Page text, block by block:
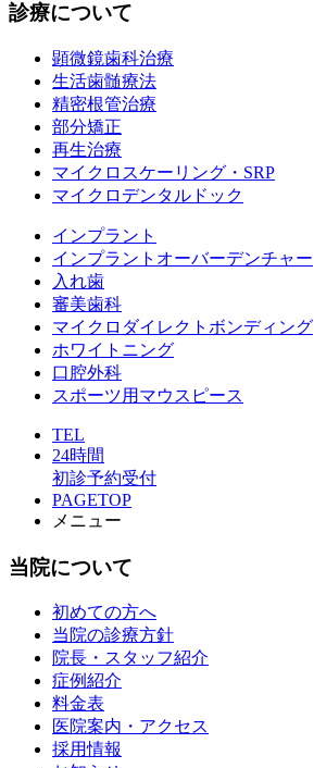
診療について
顕微鏡歯科治療
生活歯髄療法
精密根管治療
部分矯正
再生治療
マイクロスケーリング・SRP
マイクロデンタルドック
インプラント
インプラントオーバーデンチャー
入れ歯
審美歯科
マイクロダイレクトボンディング
ホワイトニング
口腔外科
スポーツ用マウスピース
TEL
24時間
初診予約受付
PAGETOP
メニュー
当院について
初めての方へ
当院の診療方針
院長・スタッフ紹介
症例紹介
料金表
医院案内・アクセス
採用情報